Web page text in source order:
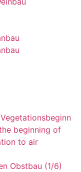
beginning of
to air
Obstbau (1/6)